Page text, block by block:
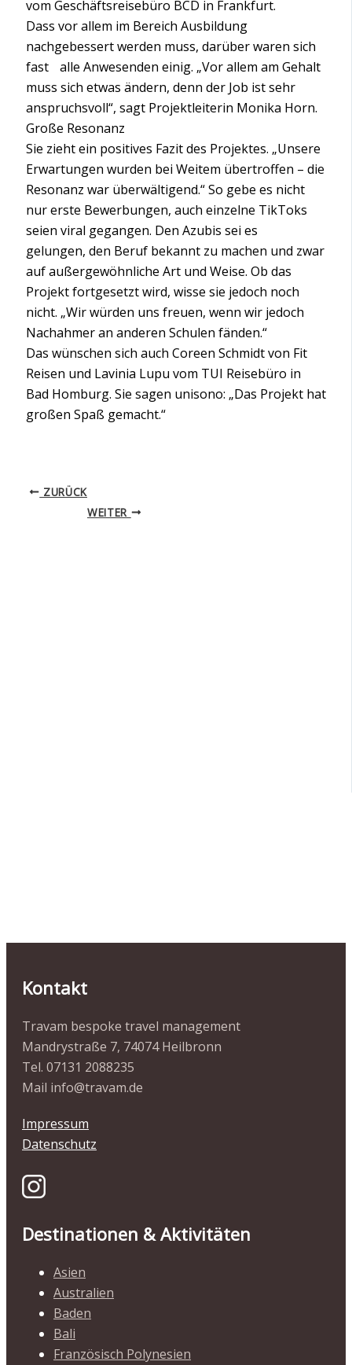
vom Geschäftsreisebüro BCD in Frankfurt.
Dass vor allem im Bereich Ausbildung
nachgebessert werden muss, darüber waren sich
fast alle Anwesenden einig. „Vor allem am Gehalt
muss sich etwas ändern, denn der Job ist sehr
anspruchsvoll“, sagt Projektleiterin Monika Horn.
Große Resonanz
Sie zieht ein positives Fazit des Projektes. „Unsere
Erwartungen wurden bei Weitem übertroffen – die
Resonanz war überwältigend.“ So gebe es nicht
nur erste Bewerbungen, auch einzelne TikToks
seien viral gegangen. Den Azubis sei es
gelungen, den Beruf bekannt zu machen und zwar
auf außergewöhnliche Art und Weise. Ob das
Projekt fortgesetzt wird, wisse sie jedoch noch
nicht. „Wir würden uns freuen, wenn wir jedoch
Nachahmer an anderen Schulen fänden.“
Das wünschen sich auch Coreen Schmidt von Fit
Reisen und Lavinia Lupu vom TUI Reisebüro in
Bad Homburg. Sie sagen unisono: „Das Projekt hat
großen Spaß gemacht.“
ZURÜCK
WEITER
Kontakt
Travam bespoke travel management
Mandrystraße 7, 74074 Heilbronn
Tel. 07131 2088235
Mail info@travam.de
Impressum
Datenschutz
Destinationen & Aktivitäten
Asien
Australien
Baden
Bali
Französisch Polynesien